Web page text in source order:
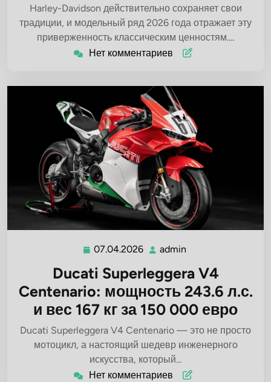
Harley-Davidson действительно сохраняет свои
традиции, и модельный ряд 2026 года отражает эту
приверженность классическим ценностям.…
Нет комментариев
07.04.2026 07.04.2026
admin
Ducati Superleggera V4
Centenario: мощность 243.6 л.с.
и вес 167 кг за 150 000 евро
Ducati Superleggera V4 Centenario — это не просто
мотоцикл, а настоящий шедевр инженерного
искусства, который…
Нет комментариев